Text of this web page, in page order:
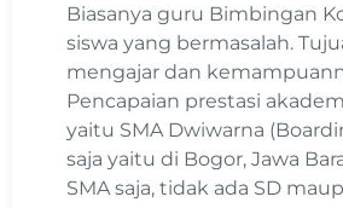
Biasanya guru Bimbingan
siswa yang bermasalah.
mengajar dan
Pencapaian prestasi
yaitu SMA Dwiwarna
saja yaitu di Bogor, Jawa
SMA saja, tidak ada SD